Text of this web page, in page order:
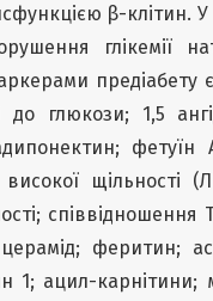
β-клітин. У
глікемії
предіабету
до глюкози; 1,5
фетуїн
високої
феритин;
1; ацил-карнітини;